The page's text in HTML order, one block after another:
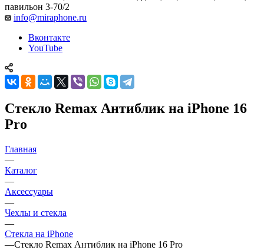
павильон 3-70/2
info@miraphone.ru
Вконтакте
YouTube
Стекло Remax Антиблик на iPhone 16
Pro
Главная
—
Каталог
—
Аксессуары
—
Чехлы и стекла
—
Стекла на iPhone
—Стекло Remax Антиблик на iPhone 16 Pro